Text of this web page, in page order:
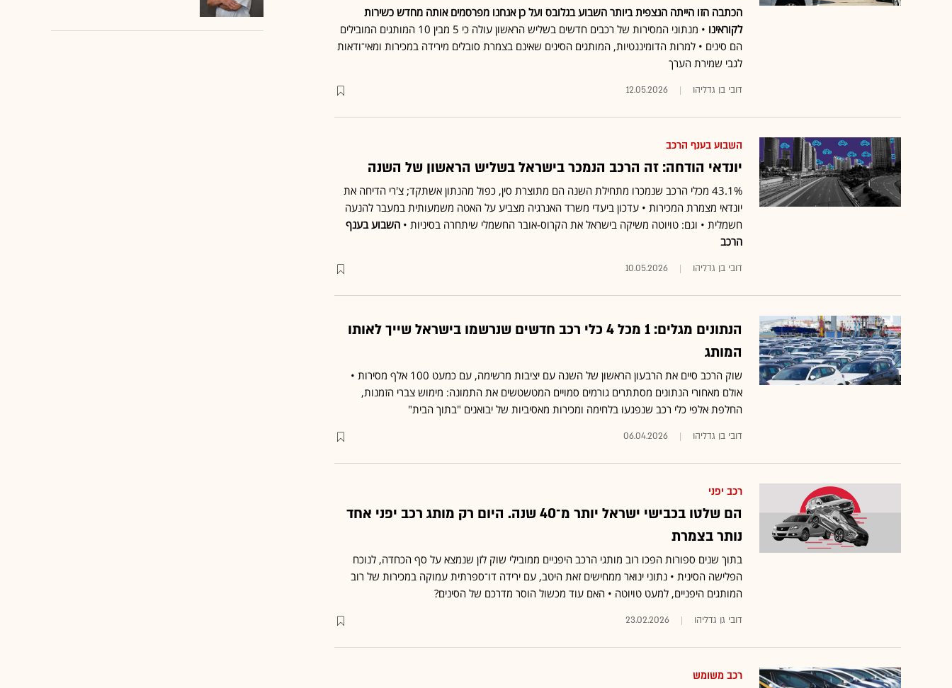
הכתבה הזו הייתה הנצפית ביותר השבוע בגלובס ועל כן אנחנו מפרסמים אותה מחדש כשירות
לקוראינו
• מנתוני המסירות של רכבים חדשים בשליש הראשון עולה כי 5 מבין 10 המותגים המובילים
הם סינים • למרות הדומיננטיות, המותגים הסינים שאינם בצמרת סובלים מירידה במכירות ומאי־ודאות
לגבי שמירת הערך
דובי בן גדליהו 12.05.2026
השבוע בענף הרכב
יונדאי הודחה: זה הרכב הנמכר בישראל בשליש הראשון של השנה
43.1% מכלי הרכב שנמכרו מתחילת השנה הם מתוצרת סין, כפול מהנתון אשתקד; צ'רי הדיחה את
יונדאי מצמרת המכירות • עדכון ביעדי משרד האנרגיה מצביע על האטה משמעותית במעבר להנעה
חשמלית • וגם: טויוטה משיקה בישראל את הקרוס-אובר החשמלי שיתחרה בסיניות • השבוע בענף
הרכב
דובי בן גדליהו 10.05.2026
הנתונים מגלים: 1 מכל 4 כלי רכב חדשים שנרשמו בישראל שייך לאותו
המותג
שוק הרכב סיים את הרבעון הראשון של השנה עם יציבות מרשימה, עם כמעט 100 אלף מסירות •
אולם מאחורי הנתונים מסתתרים גורמים סמויים המטשטשים את התמונה: מימוש צברי הזמנות,
החלפת אלפי כלי רכב שנפגעו בלחימה ומכירות מאסיביות של יבואנים "בתוך הבית"
דובי בן גדליהו 06.04.2026
רכב יפני
הם שלטו בכבישי ישראל יותר מ־40 שנה. היום רק מותג רכב יפני אחד
נותר בצמרת
בתוך שנים ספורות הפכו רוב מותגי הרכב היפניים ממובילי שוק לזן שנמצא על סף הכחדה, לנוכח
הפלישה הסינית • נתוני ינואר ממחישים זאת היטב, עם ירידה דו־ספרתית עמוקה במכירות של רוב
המותגים היפניים, למעט טויוטה • האם עוד מכשול הוסר מדרכם של הסינים?
דובי גן גדליהו 23.02.2026
רכב משומש